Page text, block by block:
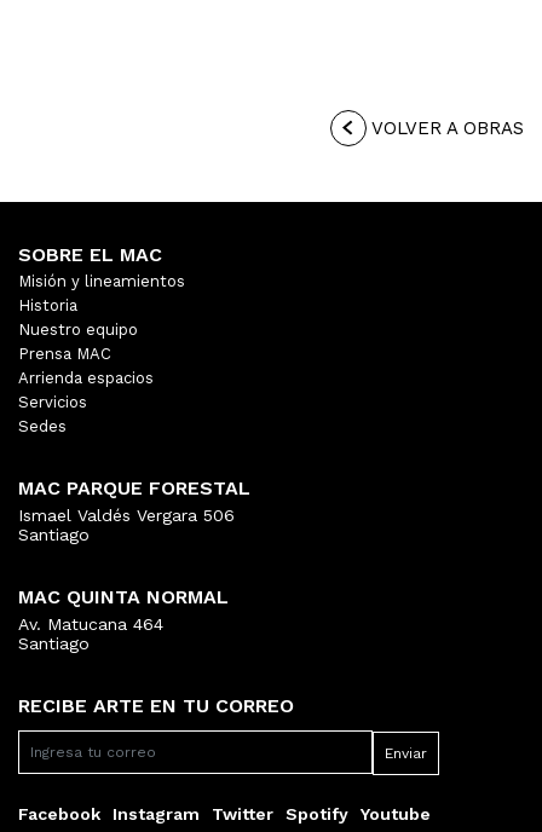
VOLVER A OBRAS
RECIBE ARTE EN TU CORREO
Facebook Instagram Twitter Spotify Youtube
SOBRE EL MAC
Misión y lineamientos
Historia
Nuestro equipo
Prensa MAC
Arrienda espacios
Servicios
Sedes
MAC PARQUE FORESTAL
Ismael Valdés Vergara 506
Santiago
MAC QUINTA NORMAL
Av. Matucana 464
Santiago